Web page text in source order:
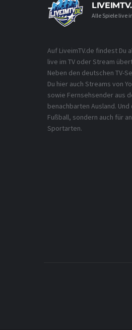
Alle Spiele live
Auf LiveimTV.de findest Du
live im TV oder Stream
Neben den deutschen TV-
Du hier auch Streams von
sowie Fernsehsender aus
benachbarten Ausland.
Fußball, sondern auch für
Sportarten.